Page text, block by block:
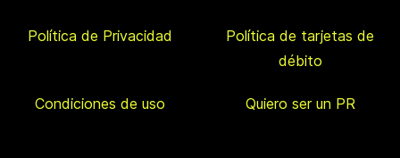
Política de Privacidad
Política de tarjetas de
débito
Condiciones de uso Quiero ser un PR